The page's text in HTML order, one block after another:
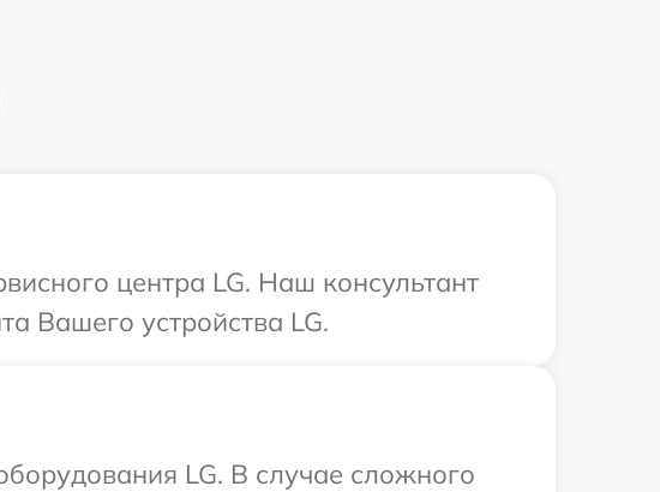
центра LG. Наш консультант
Вашего устройства LG.
LG. В случае сложного